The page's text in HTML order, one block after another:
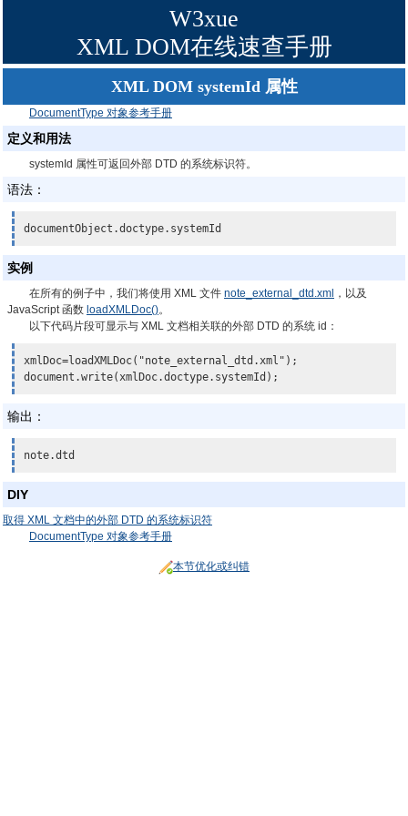
W3xue
XML DOM在线速查手册
XML DOM systemId 属性
DocumentType 对象参考手册
定义和用法
systemId 属性可返回外部 DTD 的系统标识符。
语法：
documentObject.doctype.systemId
实例
在所有的例子中，我们将使用 XML 文件 note_external_dtd.xml ，以及
JavaScript 函数 loadXMLDoc()。
以下代码片段可显示与 XML 文档相关联的外部 DTD 的系统 id：
xmlDoc=loadXMLDoc("note_external_dtd.xml");
document.write(xmlDoc.doctype.systemId );
输出：
note.dtd
DIY
取得 XML 文档中的外部 DTD 的系统标识符
DocumentType 对象参考手册
本节优化或纠错